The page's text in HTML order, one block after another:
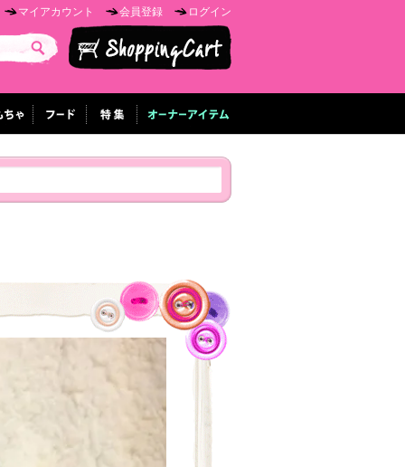
ログイン
会員登録
マイアカウント